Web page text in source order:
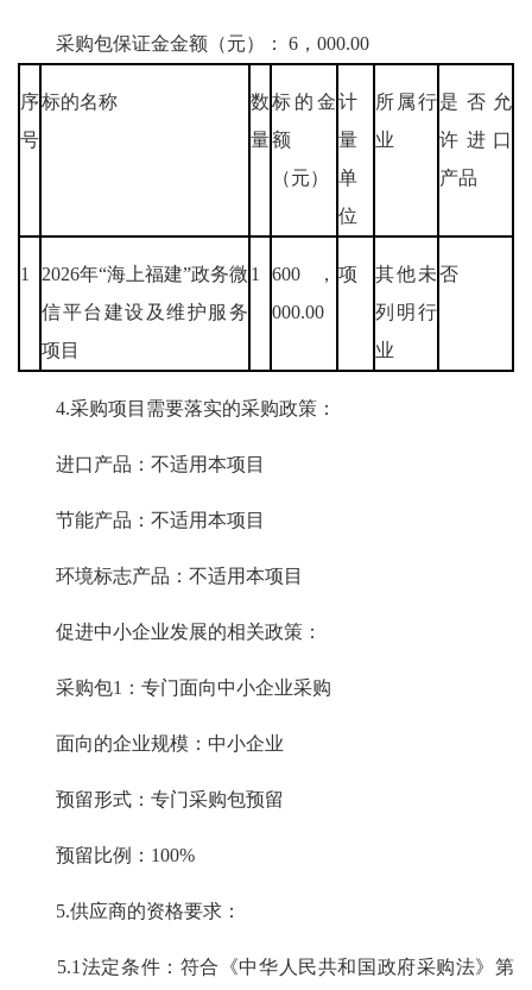
采购包保证金金额（元）： 6，000.00
序
号
标的名称
数
量
标的金
额
（元）
计
量
单
位
所属行
业
是否允
许进口
产品
1
2026年“海上福建”政务微
信平台建设及维护服务
项目
1
600，
000.00
项
其他未
列明行
业
否
4.采购项目需要落实的采购政策：
进口产品：不适用本项目
节能产品：不适用本项目
环境标志产品：不适用本项目
促进中小企业发展的相关政策：
采购包1：专门面向中小企业采购
面向的企业规模：中小企业
预留形式：专门采购包预留
预留比例：100%
5.供应商的资格要求：
5.1法定条件：符合《中华人民共和国政府采购法》第